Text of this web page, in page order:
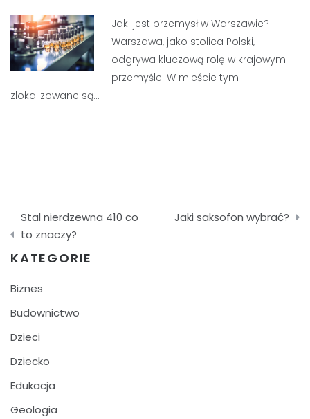
Jaki jest przemysł w Warszawie?
Warszawa, jako stolica Polski,
odgrywa kluczową rolę w krajowym
przemyśle. W mieście tym
zlokalizowane są…
Nawigacja
wpisu
Stal nierdzewna 410 co
to znaczy?
Jaki saksofon wybrać?
KATEGORIE
Biznes
Budownictwo
Dzieci
Dziecko
Edukacja
Geologia